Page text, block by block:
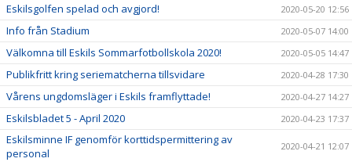
Eskilsgolfen spelad och avgjord! 2020-05-20 12:56
Info från Stadium 2020-05-07 14:00
Välkomna till Eskils Sommarfotbollskola 2020! 2020-05-05 14:47
Publikfritt kring seriematcherna tillsvidare 2020-04-28 17:30
Vårens ungdomsläger i Eskils framflyttade! 2020-04-27 14:27
Eskilsbladet 5 - April 2020 2020-04-23 17:37
Eskilsminne IF genomför korttidspermittering av
personal
2020-04-21 12:07